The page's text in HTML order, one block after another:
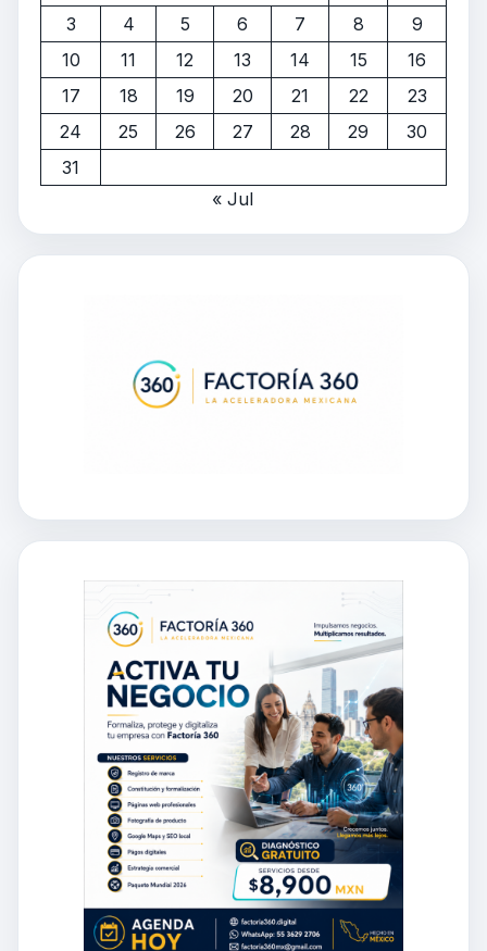
3
4 5 6 7 8
9
10
11 12 13 14 15
16
17
18 19 20 21 22
23
24
25 26 27 28 29
30
31
« Jul